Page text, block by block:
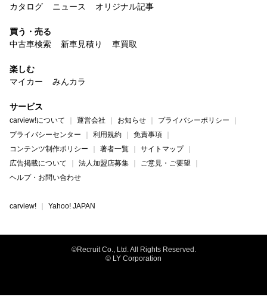
カタログ
ニュース オリジナル記事
買う・売る
中古車検索
新車見積り 車買取
楽しむ
マイカー
みんカラ
サービス
carview!について 運営会社 お知らせ
プライバシーポリシー
プライバシーセンター
利用規約
免責事項
コンテンツ制作ポリシー
著者一覧
サイトマップ
広告掲載について
法人加盟店募集
ご意見・ご要望
ヘルプ・お問い合わせ
carview! Yahoo! JAPAN
©Recruit Co., Ltd. All Rights Reserved.
© LY Corporation